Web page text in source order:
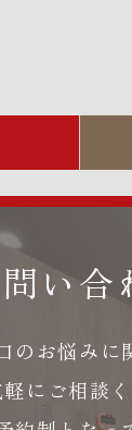
い合
のお悩みに
にご相談